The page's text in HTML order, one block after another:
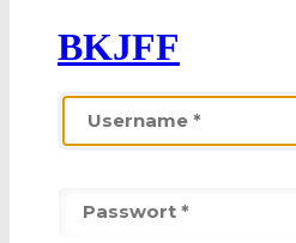
BKJFF